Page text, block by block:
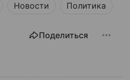
Новости Политика
Поделиться